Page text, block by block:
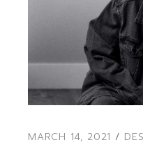
MARCH 14, 2021